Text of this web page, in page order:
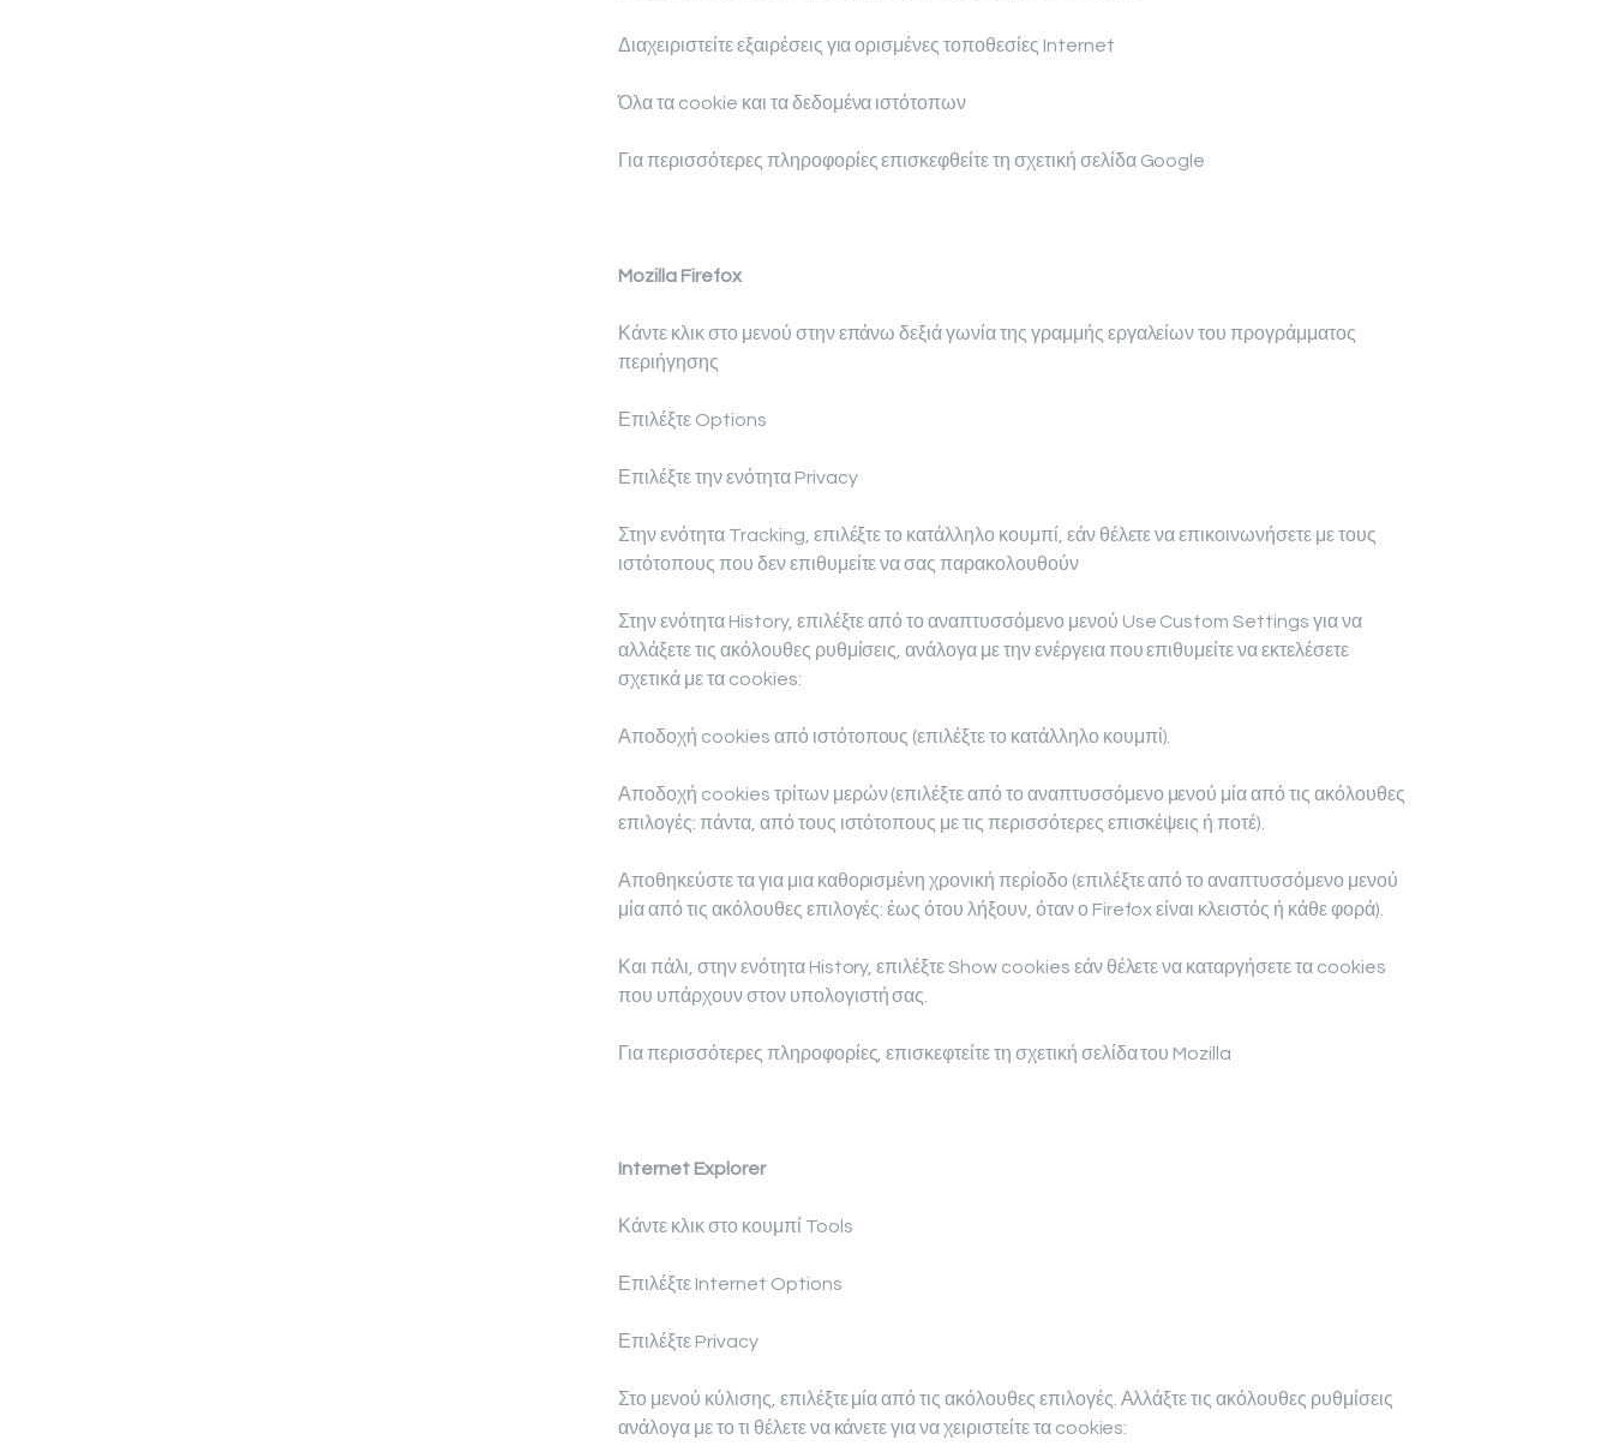
Διαχειριστείτε εξαιρέσεις για ορισμένες τοποθεσίες Internet
Όλα τα cookie και τα δεδομένα ιστότοπων
Για περισσότερες πληροφορίες επισκεφθείτε τη σχετική σελίδα Google
Mozilla Firefox
Κάντε κλικ στο μενού στην επάνω δεξιά γωνία της γραμμής εργαλείων του προγράμματος
περιήγησης
Επιλέξτε Options
Επιλέξτε την ενότητα Privacy
Στην ενότητα Tracking, επιλέξτε το κατάλληλο κουμπί, εάν θέλετε να επικοινωνήσετε με τους
ιστότοπους που δεν επιθυμείτε να σας παρακολουθούν
Στην ενότητα History, επιλέξτε από το αναπτυσσόμενο μενού Use Custom Settings για να
αλλάξετε τις ακόλουθες ρυθμίσεις, ανάλογα με την ενέργεια που επιθυμείτε να εκτελέσετε
σχετικά με τα cookies:
Αποδοχή cookies από ιστότοπους (επιλέξτε το κατάλληλο κουμπί).
Αποδοχή cookies τρίτων μερών (επιλέξτε από το αναπτυσσόμενο μενού μία από τις ακόλουθες
επιλογές: πάντα, από τους ιστότοπους με τις περισσότερες επισκέψεις ή ποτέ).
Αποθηκεύστε τα για μια καθορισμένη χρονική περίοδο (επιλέξτε από το αναπτυσσόμενο μενού
μία από τις ακόλουθες επιλογές: έως ότου λήξουν, όταν ο Firefox είναι κλειστός ή κάθε φορά).
Και πάλι, στην ενότητα History, επιλέξτε Show cookies εάν θέλετε να καταργήσετε τα cookies
που υπάρχουν στον υπολογιστή σας.
Για περισσότερες πληροφορίες, επισκεφτείτε τη σχετική σελίδα του Mozilla
Internet Explorer
Κάντε κλικ στο κουμπί Tools
Επιλέξτε Internet Options
Επιλέξτε Privacy
Στο μενού κύλισης, επιλέξτε μία από τις ακόλουθες επιλογές. Αλλάξτε τις ακόλουθες ρυθμίσεις
ανάλογα με το τι θέλετε να κάνετε για να χειριστείτε τα cookies: